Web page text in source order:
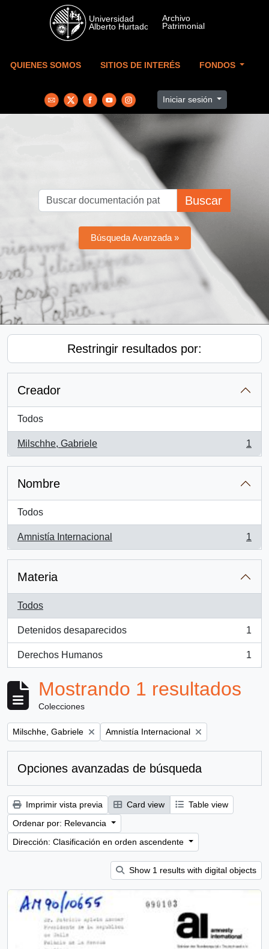
Skip to main content
QUIENES SOMOS SITIOS DE INTERÉS FONDOS
Iniciar sesión
Buscar
Búsqueda Avanzada »
Restringir resultados por:
Creador
Todos
Milschhe, Gabriele
, 1 resultados
1
Nombre
Todos
Amnistía Internacional
, 1 resultados
1
Materia
Todos
Detenidos desaparecidos
, 1 resultados
1
Derechos Humanos
, 1 resultados
1
Mostrando 1 resultados
Colecciones
Remove filter:
Milschhe, Gabriele Remove filter:
Amnistía Internacional
Opciones avanzadas de búsqueda
Imprimir vista previa Card view
Table view
Ordenar por: Relevancia
Dirección: Clasificación en orden ascendente
Show 1 results with digital objects